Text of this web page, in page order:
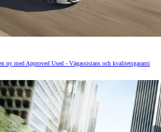
ny med Approved Used - Vägassistans och kvalitetsgaranti